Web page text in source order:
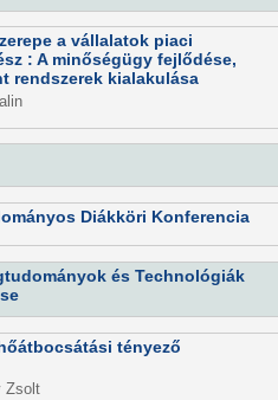
a vállalatok piaci
: A minőségügy fejlődése,
rendszerek kialakulása
Diákköri Konferencia
és Technológiák
tényező
Zsolt